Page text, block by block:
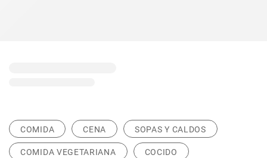
COMIDA CENA SOPAS Y CALDOS
COMIDA VEGETARIANA COCIDO